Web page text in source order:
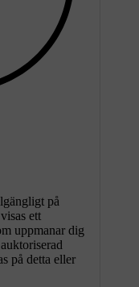
på
ett
uppmanar dig
på detta eller